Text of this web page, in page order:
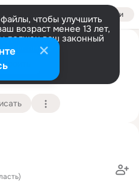
Войти
чтобы улучшить
возраст менее 13 лет,
должен ваш законный
информации
(64 года)